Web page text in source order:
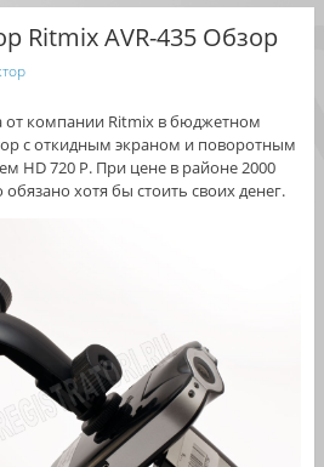
Ritmix AVR-435 Обзор
от компании Ritmix в бюджетном
с откидным экраном и поворотным
HD 720 P. При цене в районе 2000
хотя бы стоить своих денег.